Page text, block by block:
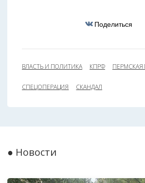
Поделиться
ВЛАСТЬ И ПОЛИТИКА КПРФ ПЕРМСКАЯ
СПЕЦОПЕРАЦИЯ СКАНДАЛ
● Новости